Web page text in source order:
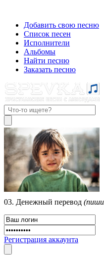
Добавить свою песню
Список песен
Исполнители
Альбомы
Найти песню
Заказать песню
03. Денежный перевод
Регистрация аккаунта